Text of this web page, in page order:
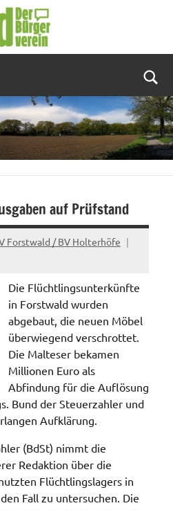
auf Prüfstand
Forstwald / BV Holterhöfe
Die Flüchtlingsunterkünfte
in Forstwald wurden
abgebaut, die neuen Möbel
überwiegend verschrottet.
Die Malteser bekamen
Millionen Euro als
Abfindung für die Auflösung
Bund der Steuerzahler und
Aufklärung.
(BdSt) nimmt die
Redaktion über die
Flüchtlingslagers in
Fall zu untersuchen. Die